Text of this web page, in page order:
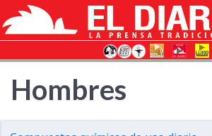
Hombres